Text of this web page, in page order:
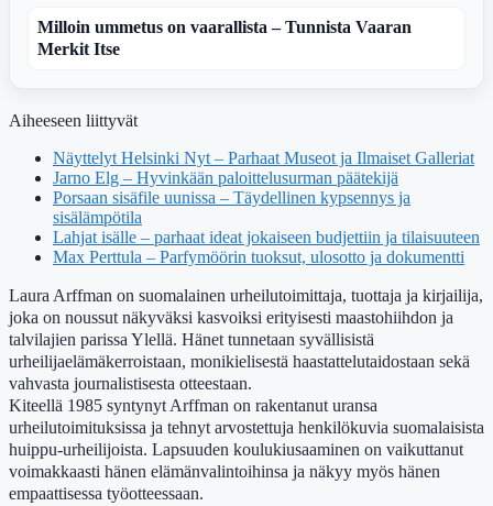
Milloin ummetus on vaarallista – Tunnista Vaaran
Merkit Itse
Aiheeseen liittyvät
Näyttelyt Helsinki Nyt – Parhaat Museot ja Ilmaiset Galleriat
Jarno Elg – Hyvinkään paloittelusurman päätekijä
Porsaan sisäfile uunissa – Täydellinen kypsennys ja
sisälämpötila
Lahjat isälle – parhaat ideat jokaiseen budjettiin ja tilaisuuteen
Max Perttula – Parfymöörin tuoksut, ulosotto ja dokumentti
Laura Arffman on suomalainen urheilutoimittaja, tuottaja ja kirjailija,
joka on noussut näkyväksi kasvoiksi erityisesti maastohiihdon ja
talvilajien parissa Ylellä. Hänet tunnetaan syvällisistä
urheilijaelämäkerroistaan, monikielisestä haastattelutaidostaan sekä
vahvasta journalistisesta otteestaan.
Kiteellä 1985 syntynyt Arffman on rakentanut uransa
urheilutoimituksissa ja tehnyt arvostettuja henkilökuvia suomalaisista
huippu-urheilijoista. Lapsuuden koulukiusaaminen on vaikuttanut
voimakkaasti hänen elämänvalintoihinsa ja näkyy myös hänen
empaattisessa työotteessaan.